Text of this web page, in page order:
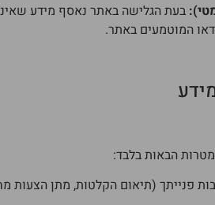
המוטמעים באתר.
הבאות בלבד:
פנייתך (תיאום הקלטות, מתן הצעות